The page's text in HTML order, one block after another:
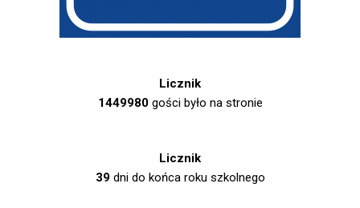
Licznik
1449980gości było na stronie
Licznik
39dni do końca roku szkolnego